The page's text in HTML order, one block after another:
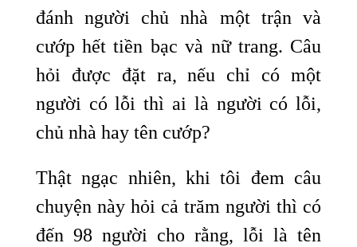
đánh người chủ nhà một trận và
cướp hết tiền bạc và nữ trang. Câu
hỏi được đặt ra, nếu chỉ có một
người có lỗi thì ai là người có lỗi,
chủ nhà hay tên cướp?
Thật ngạc nhiên, khi tôi đem câu
chuyện này hỏi cả trăm người thì có
đến 98 người cho rằng, lỗi là tên